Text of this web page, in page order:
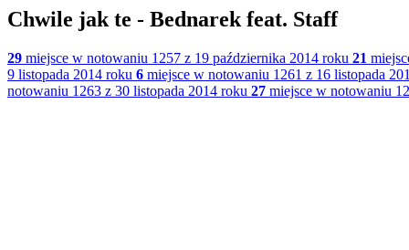
Chwile jak te - Bednarek feat. Staff
29 miejsce w notowaniu 1257 z 19 października 2014 roku 21
9 listopada 2014 roku 6 miejsce w notowaniu 1261 z 16 listopada
notowaniu 1263 z 30 listopada 2014 roku 27 miejsce w notowaniu